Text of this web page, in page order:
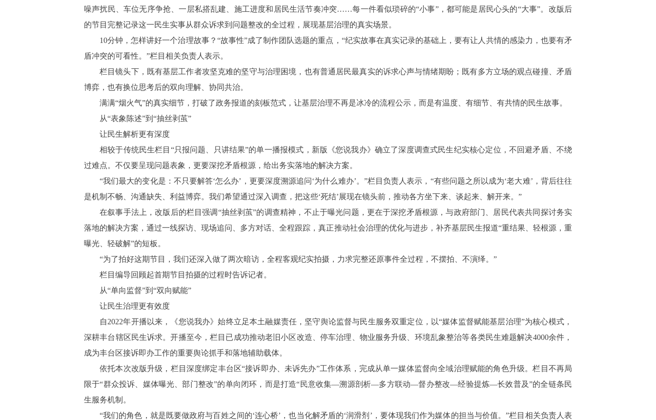
噪声扰民、车位无序争抢、一层私搭乱建、施工进度和居民生活节奏冲突……每一件看似琐碎的“小事”，都可能是居民心头的“大事”。改版后
的节目完整记录这一民生实事从群众诉求到问题整改的全过程，展现基层治理的真实场景。
10分钟，怎样讲好一个治理故事？“故事性”成了制作团队选题的重点，“纪实故事在真实记录的基础上，要有让人共情的感染力，也要有矛
盾冲突的可看性。”栏目相关负责人表示。
栏目镜头下，既有基层工作者攻坚克难的坚守与治理困境，也有普通居民最真实的诉求心声与情绪期盼；既有多方立场的观点碰撞、矛盾
博弈，也有换位思考后的双向理解、协同共治。
满满“烟火气”的真实细节，打破了政务报道的刻板范式，让基层治理不再是冰冷的流程公示，而是有温度、有细节、有共情的民生故事。
从“表象陈述”到“抽丝剥茧”
让民生解析更有深度
相较于传统民生栏目 “只报问题、只讲结果”的单一播报模式，新版《您说我办》确立了深度调查式民生纪实核心定位，不回避矛盾、不绕
过难点。不仅要呈现问题表象，更要深挖矛盾根源，给出务实落地的解决方案。
“我们最大的变化是：不只要解答‘怎么办’，更要深度溯源追问‘为什么难办’。”栏目负责人表示，“有些问题之所以成为‘老大难’，背后往往
是机制不畅、沟通缺失、利益博弈。我们希望通过深入调查，把这些‘死结’展现在镜头前，推动各方坐下来、谈起来、解开来。”
在叙事手法上，改版后的栏目强调“抽丝剥茧”的调查精神，不止于曝光问题，更在于深挖矛盾根源，与政府部门、居民代表共同探讨务实
落地的解决方案，通过一线探访、现场追问、多方对话、全程跟踪，真正推动社会治理的优化与进步，补齐基层民生报道“重结果、轻根源，重
曝光、轻破解”的短板。
“为了拍好这期节目，我们还深入做了两次暗访，全程客观纪实拍摄，力求完整还原事件全过程，不摆拍、不演绎。”
栏目编导回顾起首期节目拍摄的过程时告诉记者。
从“单向监督”到“双向赋能”
让民生治理更有效度
自2022年开播以来，《您说我办》始终立足本土融媒责任，坚守舆论监督与民生服务双重定位，以“媒体监督赋能基层治理”为核心模式，
深耕丰台辖区民生诉求。开播至今，栏目已成功推动老旧小区改造、停车治理、物业服务升级、环境乱象整治等各类民生难题解决4000余件，
成为丰台区接诉即办工作的重要舆论抓手和落地辅助载体。
依托本次改版升级，栏目深度绑定丰台区“接诉即办、未诉先办”工作体系，完成从单一媒体监督向全域治理赋能的角色升级。栏目不再局
限于“群众投诉、媒体曝光、部门整改”的单向闭环，而是打造“民意收集—溯源剖析—多方联动—督办整改—经验提炼—长效普及”的全链条民
生服务机制。
“我们的角色，就是既要做政府与百姓之间的‘连心桥’，也当化解矛盾的‘润滑剂’，要体现我们作为媒体的担当与价值。”栏目相关负责人表